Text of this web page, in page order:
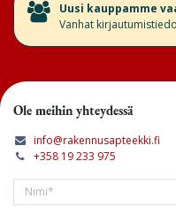
​Uusi kauppamme
Vanhat
Ole meihin yhteydessä
info@rakennusapteekki.fi
+358 19 233 975